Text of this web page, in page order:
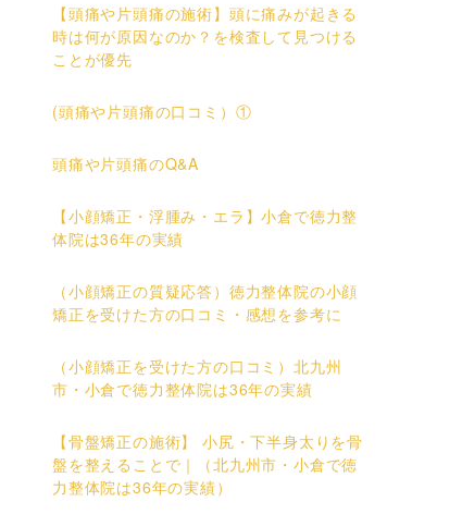
【頭痛や片頭痛の施術】頭に痛みが起きる
時は何が原因なのか？を検査して見つける
ことが優先
(頭痛や片頭痛の口コミ）①
頭痛や片頭痛のQ&A
【小顔矯正・浮腫み・エラ】小倉で徳力整
体院は36年の実績
（小顔矯正の質疑応答）徳力整体院の小顔
矯正を受けた方の口コミ・感想を参考に
（小顔矯正を受けた方の口コミ）北九州
市・小倉で徳力整体院は36年の実績
【骨盤矯正の施術】 小尻・下半身太りを骨
盤を整えることで｜（北九州市・小倉で徳
力整体院は36年の実績）